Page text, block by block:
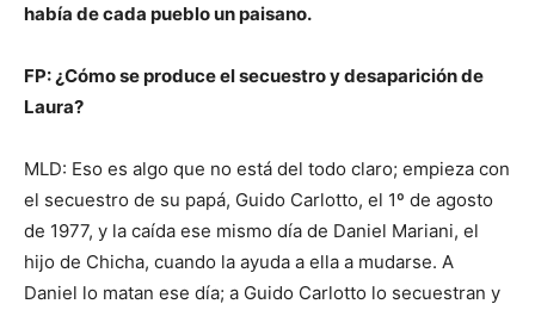
había de cada pueblo un paisano.
FP: ¿Cómo se produce el secuestro y desaparición de
Laura?
MLD: Eso es algo que no está del todo claro; empieza con
el secuestro de su papá, Guido Carlotto, el 1º de agosto
de 1977, y la caída ese mismo día de Daniel Mariani, el
hijo de Chicha, cuando la ayuda a ella a mudarse. A
Daniel lo matan ese día; a Guido Carlotto lo secuestran y